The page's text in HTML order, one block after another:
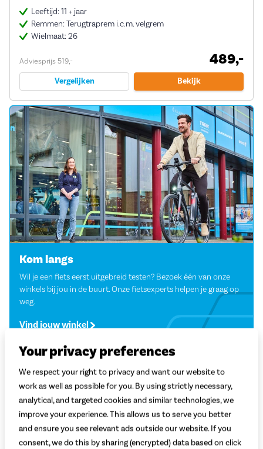
Leeftijd: 11 + jaar
Remmen: Terugtraprem i.c.m. velgrem
Wielmaat: 26
Adviesprijs 519,- 489,-
Vergelijken Bekijk
Kom langs
Wil je een fiets eerst uitgebreid testen? Bezoek één van onze
winkels bij jou in de buurt. Onze fietsexperts helpen je graag op
weg.
Vind jouw winkel
Your privacy preferences
We respect your right to privacy and want our website to
work as well as possible for you. By using strictly necessary,
analytical, and targeted cookies and similar technologies, we
improve your experience. This allows us to serve you better
and ensure you see relevant ads outside our website. If you
consent, we do this by sharing (encrypted) data based on click